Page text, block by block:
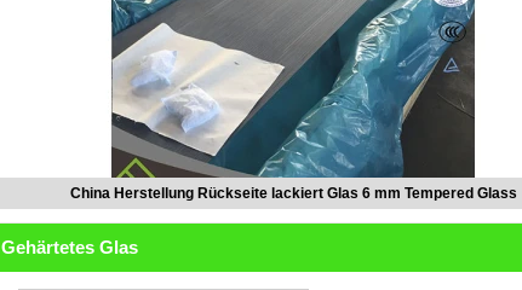
China Herstellung Rückseite lackiert Glas 6 mm Tempered Glass
Gehärtetes Glas